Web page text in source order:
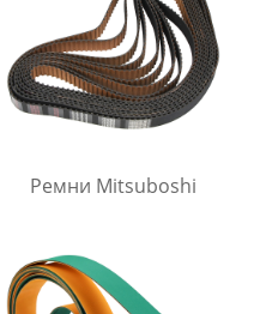
Ремни Mitsuboshi